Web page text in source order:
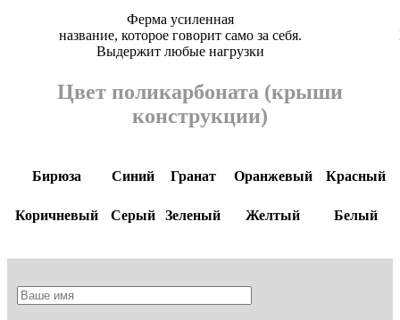
Ферма усиленная
название, которое говорит само за себя.
Выдержит любые нагрузки
Цвет поликарбоната (крыши
конструкции)
Бирюза Синий Гранат Оранжевый Красный
Коричневый Серый Зеленый Желтый Белый